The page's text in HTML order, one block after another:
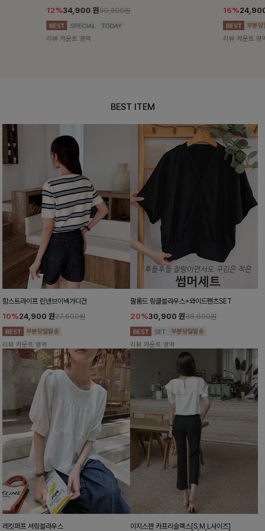
16%24,900원29,600원
리뷰 카운트 영역
18%
리뷰 카운트 영
BEST ITEM
함스트라이프 린넨브이넥가디건
10%24,900 원27,600원
리뷰 카운트 영역
팔롬드 링클블라우스+와이드팬츠SET
20%30,900 원38,600원
리뷰 카운트 영역
레킷퍼프 셔링블라우스 이지스판 카프리슬랙스[S,M,L사이즈]